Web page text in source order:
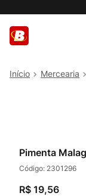
Mercearia
Pimenta
Código: 2301296
R$ 19,56